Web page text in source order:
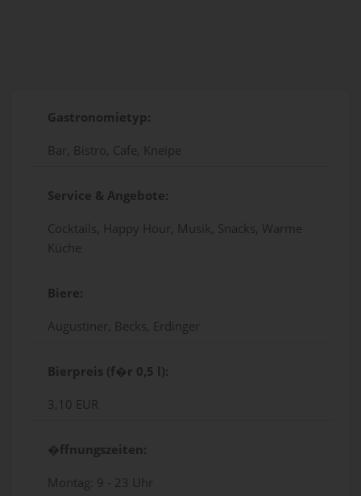
Gastronomietyp:
Bar, Bistro, Cafe, Kneipe
Service & Angebote:
Cocktails, Happy Hour, Musik, Snacks, Warme
Küche
Biere:
Augustiner, Becks, Erdinger
Bierpreis (f�r 0,5 l):
3,10 EUR
�ffnungszeiten:
Montag: 9 - 23 Uhr